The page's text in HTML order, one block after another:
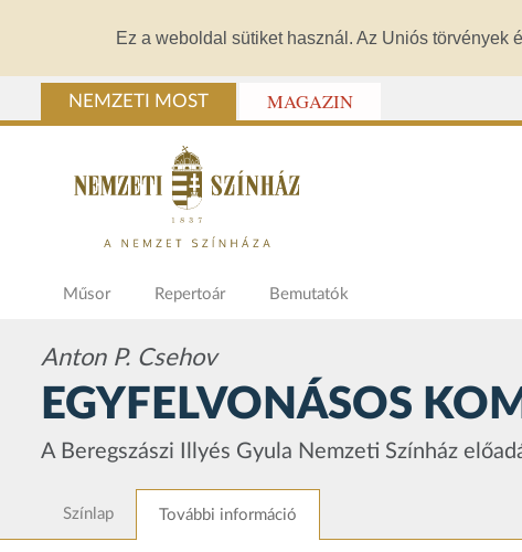
Ez a weboldal sütiket használ. Az Uniós törvények
NEMZETI MOST MAGAZIN
Műsor Repertoár Bemutatók
Anton P. Csehov
EGYFELVONÁSOS
A Beregszászi Illyés Gyula Nemzeti Színház
Színlap További információ